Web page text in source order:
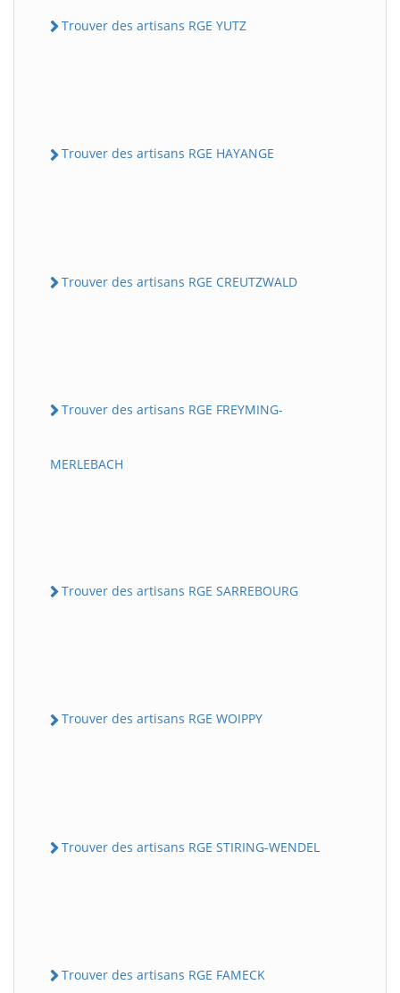
Trouver des artisans RGE YUTZ
Trouver des artisans RGE HAYANGE
Trouver des artisans RGE CREUTZWALD
Trouver des artisans RGE FREYMING-
MERLEBACH
Trouver des artisans RGE SARREBOURG
Trouver des artisans RGE WOIPPY
Trouver des artisans RGE STIRING-WENDEL
Trouver des artisans RGE FAMECK